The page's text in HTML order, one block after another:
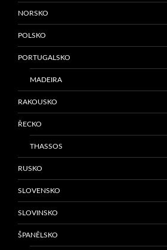
NORSKO
POLSKO
PORTUGALSKO
MADEIRA
RAKOUSKO
ŘECKO
THASSOS
RUSKO
SLOVENSKO
SLOVINSKO
ŠPANĚLSKO